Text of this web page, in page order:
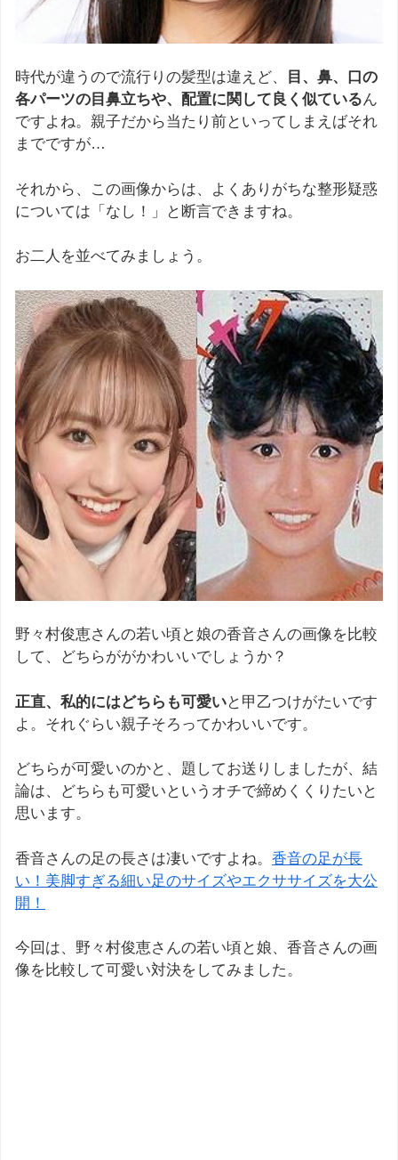
時代が違うので流行りの髪型は違えど、
目、鼻、口の
各パーツの目鼻立ちや、配置に関して良く似ているん
ですよね。親子だから当たり前といってしまえばそれ
までですが…
それから、この画像からは、よくありがちな整形疑惑
については「なし！」と断言できますね。
お二人を並べてみましょう。
野々村俊恵さんの若い頃と娘の香音さんの画像を比較
して、どちらががかわいいでしょうか？
正直、私的にはどちらも可愛いと甲乙つけがたいです
よ。それぐらい親子そろってかわいいです。
どちらが可愛いのかと、題してお送りしましたが、結
論は、どちらも可愛いというオチで締めくくりたいと
思います。
香音さんの足の長さは凄いですよね。 香音の足が長
い！美脚すぎる細い足のサイズやエクササイズを大公
開！
今回は、野々村俊恵さんの若い頃と娘、香音さんの画
像を比較して可愛い対決をしてみました。